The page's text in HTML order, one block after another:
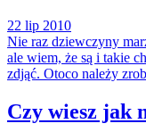
22 lip 2010
Nie raz dziewczyny
ale wiem, że są i takie
zdjąć. Otoco należy
Czy wiesz jak